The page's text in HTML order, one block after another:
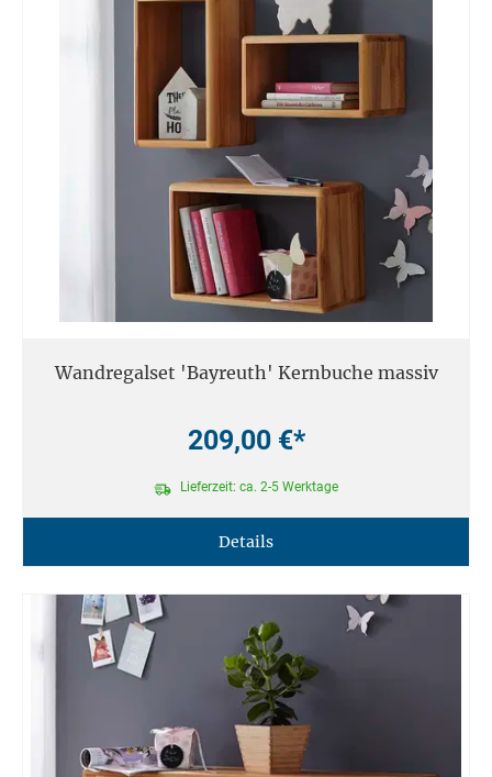
Wandregalset 'Bayreuth' Kernbuche massiv
209,00 €*
Lieferzeit: ca. 2-5 Werktage
Details